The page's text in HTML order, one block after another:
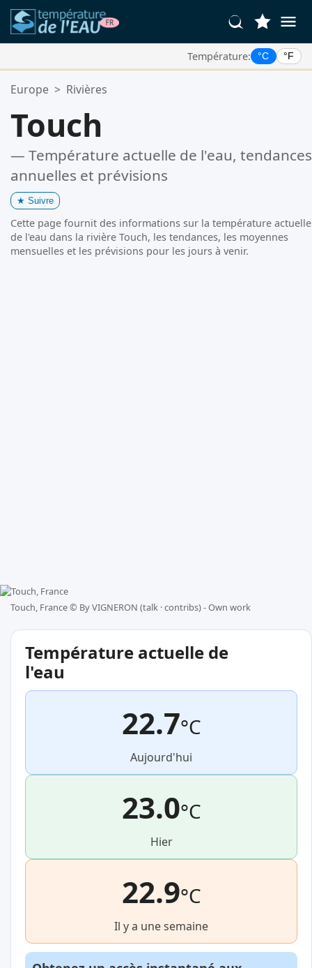
Température: °C °F
Vos Lieux Favoris:
Europe > Rivières
Touch
— Température actuelle de l'eau, tendances
annuelles et prévisions
★ Suivre
Cette page fournit des informations sur la température actuelle
de l'eau dans la rivière Touch, les tendances, les moyennes
mensuelles et les prévisions pour les jours à venir.
Touch, France © By VIGNERON (talk · contribs) - Own work
Température actuelle de
l'eau
22.7°C
Aujourd'hui
23.0°C
Hier
22.9°C
Il y a une semaine